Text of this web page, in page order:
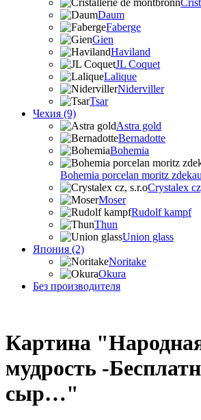
Daum
Faberge
Gien
Haviland
JL Coquet
Lalique
Niderviller
Tsar
Чехия (9)
Astra gold
Bernadotte
Bohemia
Bohemia porcelan moritz
Crystalex
Moser
Rudolf kampf
Thun
Union glass
Япония (2)
Noritake
Okura
Без производителя
Картина
мудрость -
сыр…"